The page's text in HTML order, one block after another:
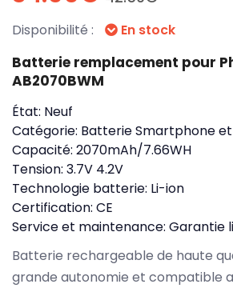
Disponibilité : En stock
Batterie remplacement pour
AB2070BWM
État: Neuf
Catégorie: Batterie Smartphone
Capacité: 2070mAh/7.66WH
Tension: 3.7V 4.2V
Technologie batterie: Li-ion
Certification: CE
Service et maintenance: Garantie
Batterie rechargeable de haute
grande autonomie et compatible